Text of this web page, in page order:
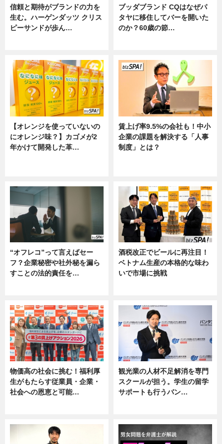
信頼と期待がブランドの力を
生む。ハーゲンダッツ クリス
ピーサンドが歩ん…
ブッダブランド CQはなぜパ
タヤに移住してバーを開いた
のか？60歳の節…
【オレンジを使っていないの
にオレンジ味？】カゴメが2
年かけて開発した革…
賃上げ率9.5%の会社も！中小
企業の課題を解決する「人事
制度」とは？
“オフレコ”って言えばセー
フ？企業秘密や社外秘を漏ら
すことの法的責任を…
酒税改正でビールに再注目！
ベトナム生産の本格的な味わ
いで市場に挑戦
物価高の社会に挑む！福利厚
生がもたらす従業員・企業・
社会への恩恵と可能…
観光業の人材不足解消を専門
スクールが担う。学生の留学
サポートも行うバン…